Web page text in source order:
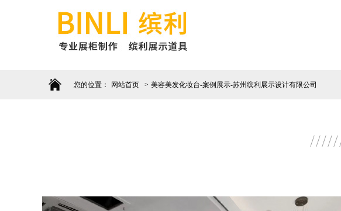
您的位置： 网站首页 > 美容美发化妆台-案例展示-苏州缤利展示设计有限公司